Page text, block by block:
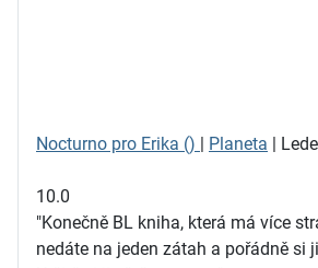
Nocturno pro Erika () Planeta |
10.0
"Konečně BL kniha, která má více
nedáte na jeden zátah a pořádně si